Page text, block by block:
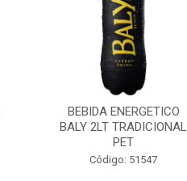
BEBIDA ENERGETICO
BALY 2LT TRADICIONAL
PET
Código: 51547